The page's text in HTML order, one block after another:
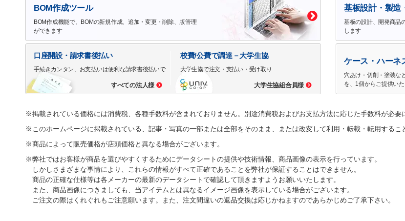
BOM作成ツール
BOM作成機能で、BOMの新規作成、追加・変更・削除、版管理
ができます
口座開設・請求書後払い
手続きカンタン、お支払いは便利な請求書後払いで
すべての法人様
校費/公費で調達－大学生協
大学生協で注文・支払い・受け取り
大学生協組合員様
基板設計・製造
基板の設計、開発商品
します
ケース・ハーネ
穴あけ・切削・塗装な
を、1個からご提供い
※掲載されている価格には消費税、各種手数料が含まれておりません。別途消費税およびお支払方法に応じた手数料が必要
※このホームページに掲載されている、記事・写真の一部または全部をそのまま、または改変して利用・転載・転用するこ
※商品によって販売価格が店頭価格と異なる場合がございます。
※弊社ではお客様が商品を選びやすくするためにデータシートの提供や技術情報、商品画像の表示を行っています。
しかしさまざまな事情により、これらの情報がすべて正確であることを弊社が保証することはできません。
商品の正確な仕様等は各メーカーの最新のデータシートで確認して頂きますようお願いいたします。
また、商品画像につきましても、当アイテムとは異なるイメージ画像を表示している場合がございます。
ご注文の際はくれぐれもご注意願います。また、注文間違いの返品交換は応じかねますのであらかじめご了承下さい。